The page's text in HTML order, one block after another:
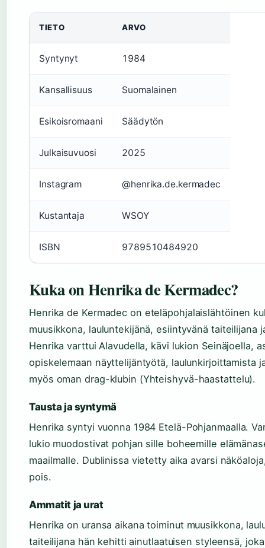
TIETO ARVO
Syntynyt 1984
Kansallisuus Suomalainen
Esikoisromaani Säädytön
Julkaisuvuosi 2025
Instagram @henrika.de.kermadec
Kustantaja WSOY
ISBN 9789510484920
Kuka on Henrika de Kermadec?
Henrika de Kermadec on eteläpohjalaislähtöinen
muusikkona, lauluntekijänä, esiintyvänä taiteilijana
Henrika varttui Alavudella, kävi lukion Seinäjoella,
opiskelemaan näyttelijäntyötä, laulunkirjoittamista
myös oman drag-klubin (Yhteishyvä-haastattelu).
Tausta ja syntymä
Henrika syntyi vuonna 1984 Etelä-Pohjanmaalla.
lukio muodostivat pohjan sille boheemille
maailmalle. Dublinissa vietetty aika avarsi
pois.
Ammatit ja urat
Henrika on uransa aikana toiminut muusikkona,
taiteilijana hän kehitti ainutlaatuisen styleensä,